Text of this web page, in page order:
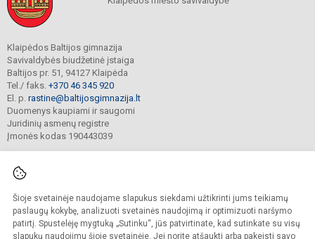
Šioje svetainėje naudojame slapukus siekdami užtikrinti jums teikiamų
paslaugų kokybę, analizuoti svetainės naudojimą ir optimizuoti naršymo
patirtį. Spustelėję mygtuką „Sutinku“, jūs patvirtinate, kad sutinkate su visų
slapukų naudojimu šioje svetainėje. Jei norite atšaukti arba pakeisti savo
Klaipėdos Baltijos gimnazija
Savivaldybės biudžetinė įstaiga
Baltijos pr. 51, 94127 Klaipėda
Tel./ faks. +370 46 345 920
El. p. rastine@baltijosgimnazija.lt
Duomenys kaupiami ir saugomi
Juridinių asmenų registre
Įmonės kodas 190443039
© 2021. Klaipėdos Baltijos gimnazija. Visos teisės saugomos.
Kopijuoti turinį be raštiško gimnazijos sutikimo griežtai draudžiama.
Prieinamumo paraiška Slapukų valdymas